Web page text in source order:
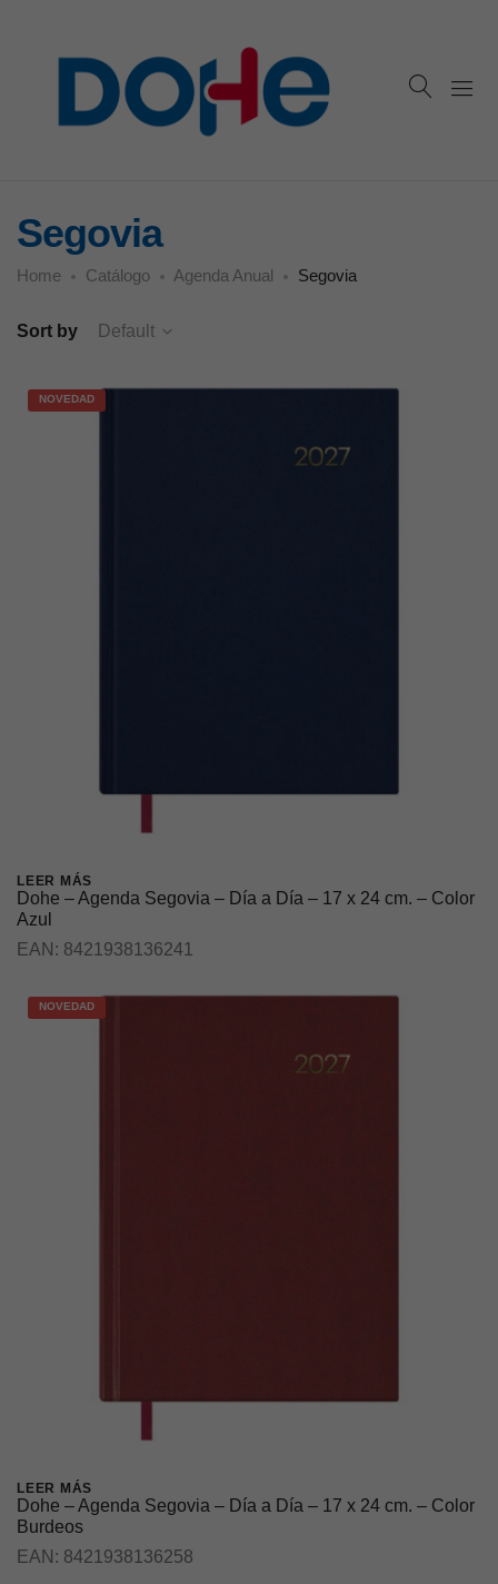
Segovia
Home Catálogo Agenda Anual Segovia
Sort by Default
NOVEDAD
LEER MÁS
Dohe – Agenda Segovia – Día a Día – 17 x 24 cm. – Color
Azul
EAN: 8421938136241
NOVEDAD
LEER MÁS
Dohe – Agenda Segovia – Día a Día – 17 x 24 cm. – Color
Burdeos
EAN: 8421938136258